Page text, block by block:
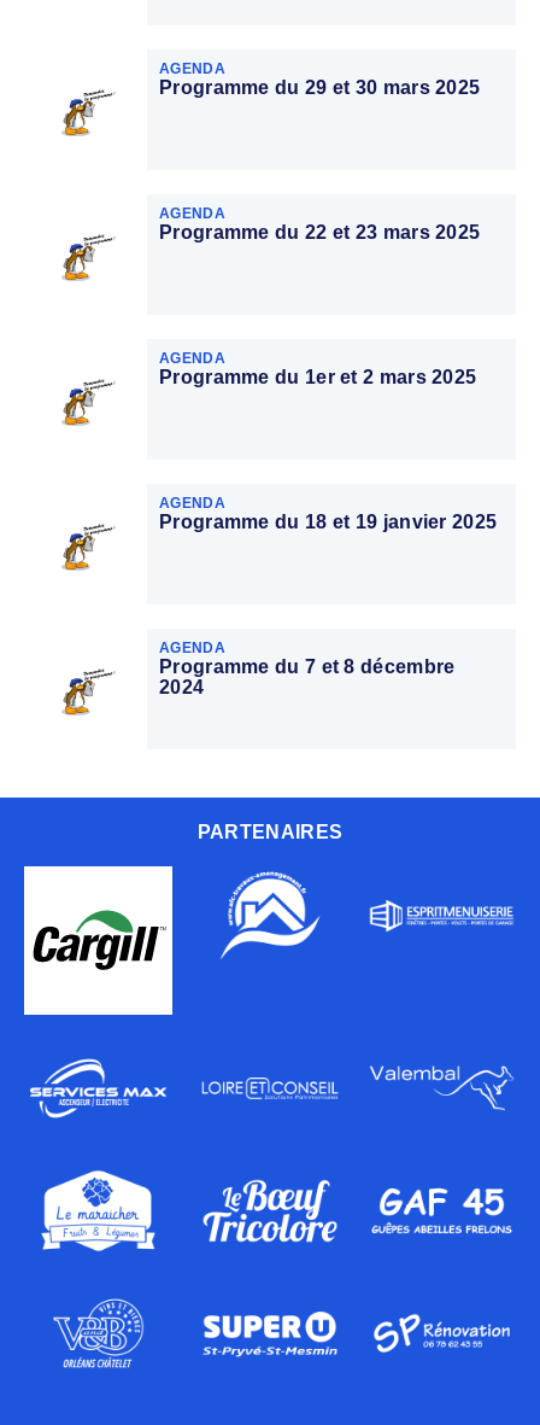
AGENDA
Programme du 29 et 30 mars 2025
AGENDA
Programme du 22 et 23 mars 2025
AGENDA
Programme du 1er et 2 mars 2025
AGENDA
Programme du 18 et 19 janvier 2025
AGENDA
Programme du 7 et 8 décembre
2024
PARTENAIRES